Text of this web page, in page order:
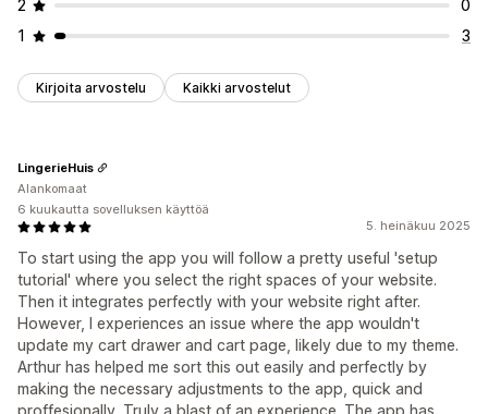
2
0
1
3
Kirjoita arvostelu Kaikki arvostelut
5. heinäkuu 2025
To start using the app you will follow a pretty useful 'setup
tutorial' where you select the right spaces of your website.
Then it integrates perfectly with your website right after.
However, I experiences an issue where the app wouldn't
update my cart drawer and cart page, likely due to my theme.
Arthur has helped me sort this out easily and perfectly by
making the necessary adjustments to the app, quick and
LingerieHuis
Alankomaat
6 kuukautta sovelluksen käyttöä